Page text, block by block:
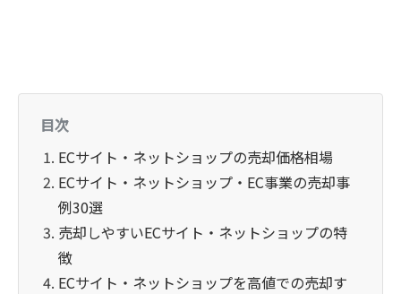
目次
ECサイト・ネットショップの売却価格相場
ECサイト・ネットショップ・EC事業の売却事
例30選
売却しやすいECサイト・ネットショップの特
徴
ECサイト・ネットショップを高値での売却す